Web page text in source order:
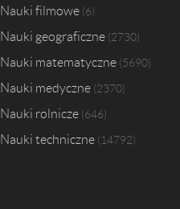
Nauki filmowe 6
Nauki geograficzne 2730
Nauki matematyczne 5690
Nauki medyczne 2370
Nauki rolnicze 646
Nauki techniczne 14792